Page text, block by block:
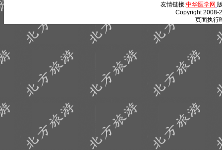
友情链接:中华医学网
Copyright 2008-
页面执行